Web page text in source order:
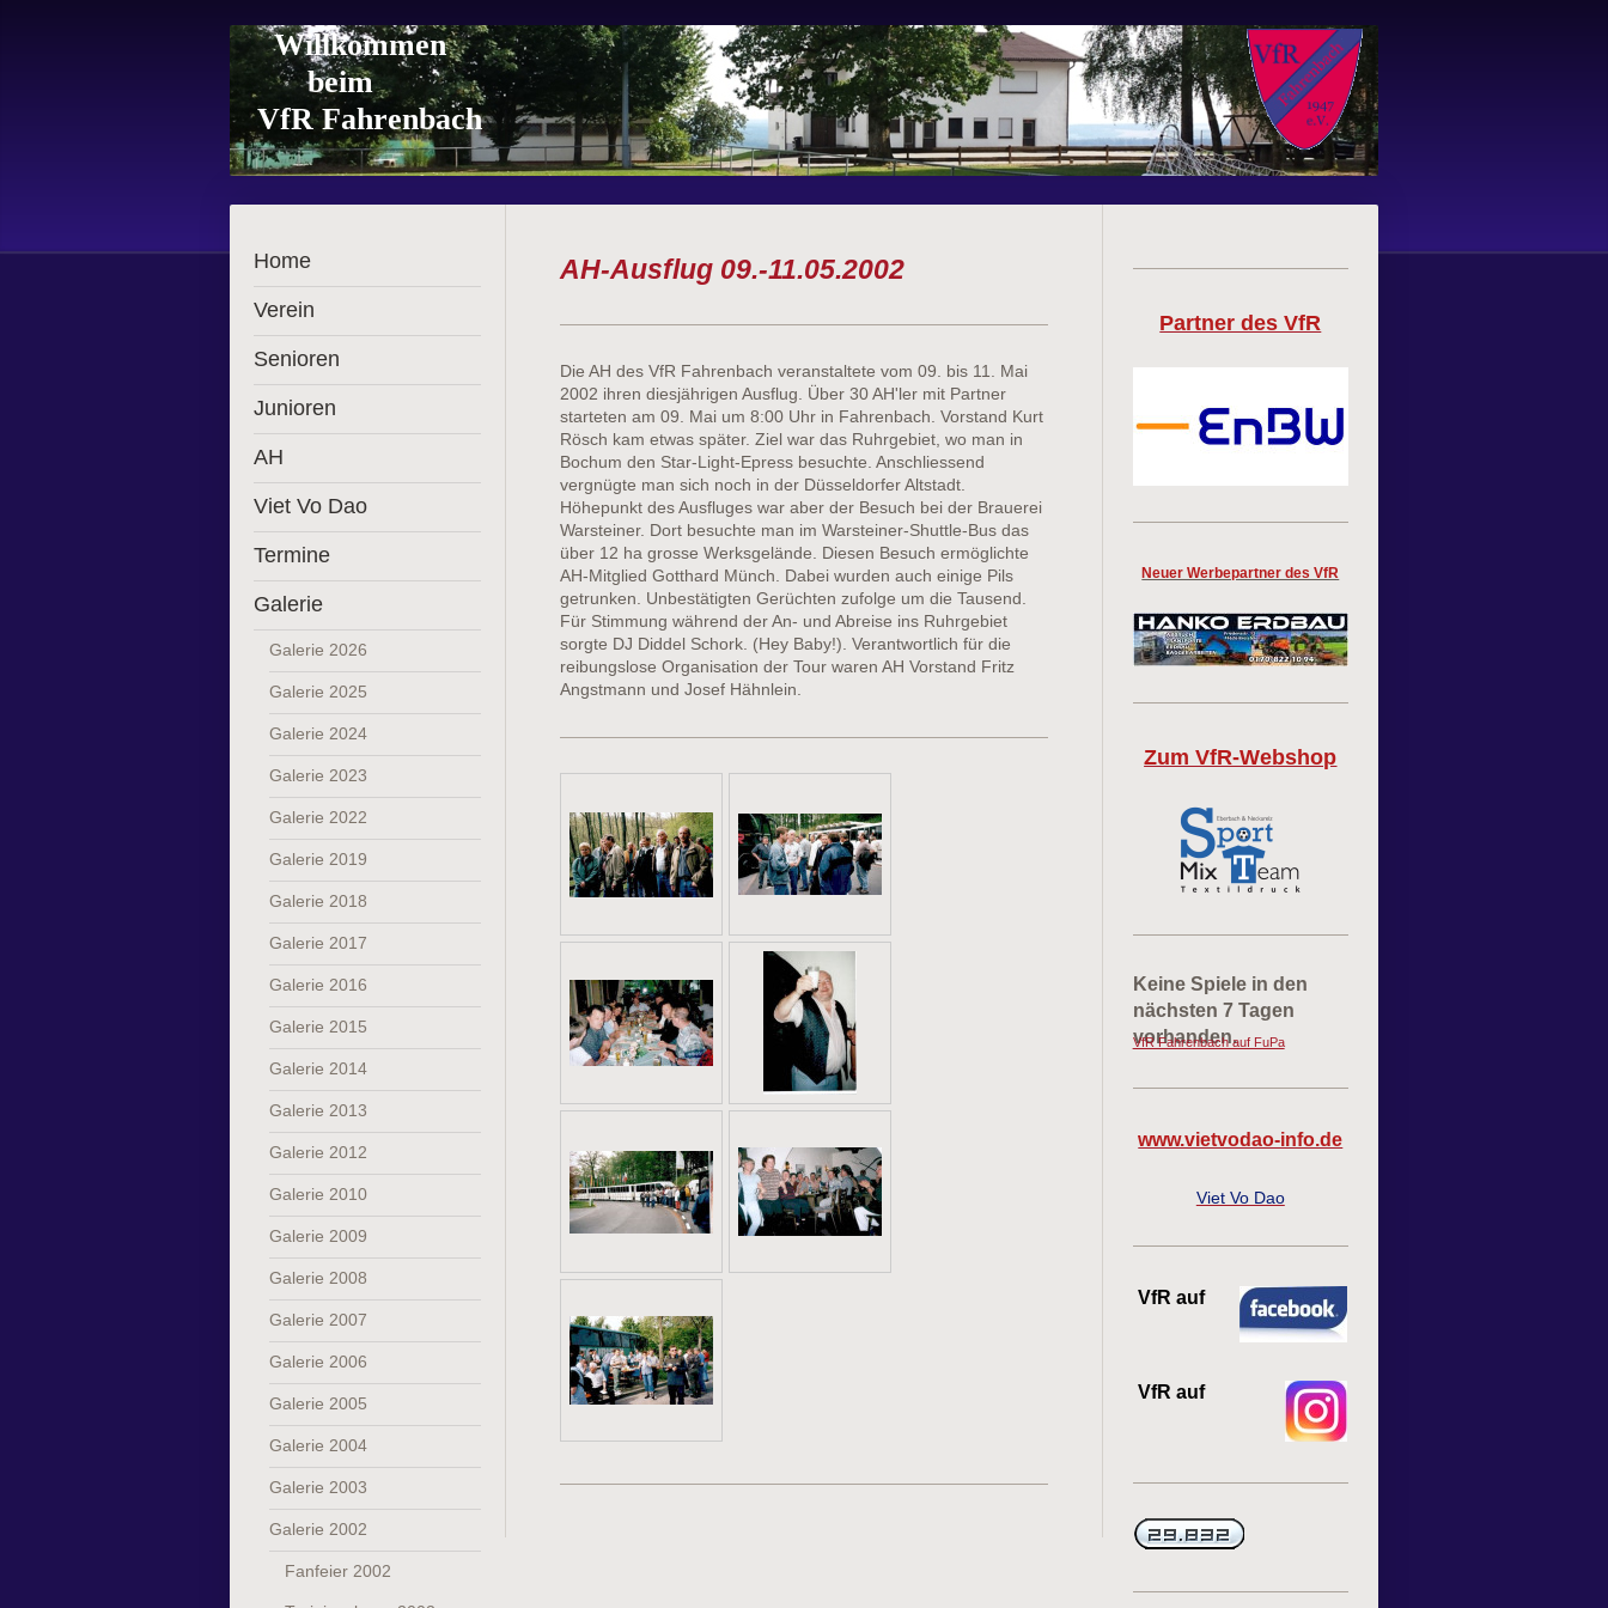
Willkommen
beim
VfR Fahrenbach
Home
Verein
Senioren
Junioren
AH
Viet Vo Dao
Termine
Galerie
Galerie 2026
Galerie 2025
Galerie 2024
Galerie 2023
Galerie 2022
Galerie 2019
Galerie 2018
Galerie 2017
Galerie 2016
Galerie 2015
Galerie 2014
Galerie 2013
Galerie 2012
Galerie 2010
Galerie 2009
Galerie 2008
Galerie 2007
Galerie 2006
Galerie 2005
Galerie 2004
Galerie 2003
Galerie 2002
Fanfeier 2002
AH-Ausflug 09.-11.05.2002
Die AH des VfR Fahrenbach veranstaltete vom 09. bis 11. Mai
2002 ihren diesjährigen Ausflug. Über 30 AH'ler mit Partner
starteten am 09. Mai um 8:00 Uhr in Fahrenbach. Vorstand Kurt
Rösch kam etwas später. Ziel war das Ruhrgebiet, wo man in
Bochum den Star-Light-Epress besuchte. Anschliessend
vergnügte man sich noch in der Düsseldorfer Altstadt.
Höhepunkt des Ausfluges war aber der Besuch bei der Brauerei
Warsteiner. Dort besuchte man im Warsteiner-Shuttle-Bus das
über 12 ha grosse Werksgelände. Diesen Besuch ermöglichte
AH-Mitglied Gotthard Münch. Dabei wurden auch einige Pils
getrunken. Unbestätigten Gerüchten zufolge um die Tausend.
Für Stimmung während der An- und Abreise ins Ruhrgebiet
sorgte DJ Diddel Schork. (Hey Baby!). Verantwortlich für die
reibungslose Organisation der Tour waren AH Vorstand Fritz
Angstmann und Josef Hähnlein.
Partner des VfR
Neuer Werbepartner des VfR
Zum VfR-Webshop
Keine Spiele in den
nächsten 7 Tagen
vorhanden.
VfR Fahrenbach auf FuPa
www.vietvodao-info.de
Viet Vo Dao
VfR auf
VfR auf